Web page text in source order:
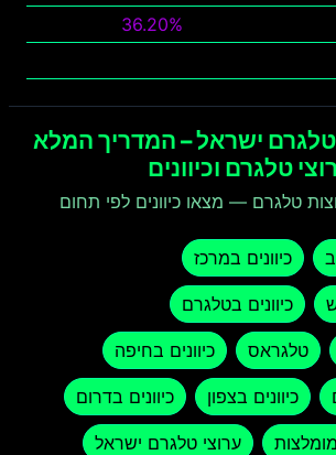
36.20%
בטלגרם ישראל – המדריך המלא
טלגרם וכיוונים
טלגרם — מצאו כיוונים לפי תחום
כיוונים במרכז
כיוונים בטלגרם
טלגראס כיוונים בחיפה
כיוונים בצפון כיוונים בדרום
ערוצי טלגרם ישראל